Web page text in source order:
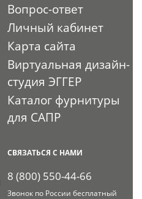
Вопрос-ответ
Личный кабинет
Карта сайта
Виртуальная дизайн-
студия ЭГГЕР
Каталог фурнитуры
для САПР
СВЯЗАТЬСЯ С НАМИ
8 (800) 550-44-66
Звонок по России бесплатный